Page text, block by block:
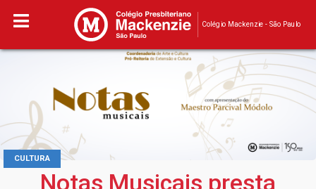
Colégio Mackenzie - São Paulo
CULTURA
Notas Musicais presta